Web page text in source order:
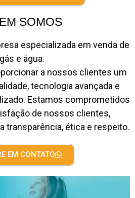
SOMOS
especializada em venda de
gás e água.
a nossos clientes um
tecnologia avançada e
Estamos comprometidos
de nossos clientes,
transparência, ética e respeito.
EM CONTATO